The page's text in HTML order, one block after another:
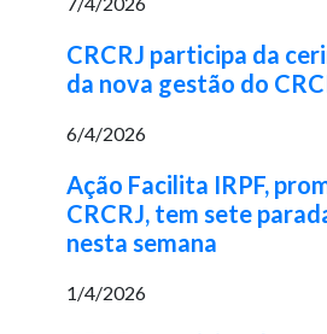
CRCRJ participa da
da nova gestão do
6/4/2026
Ação Facilita IRPF,
CRCRJ, tem sete
nesta semana
1/4/2026